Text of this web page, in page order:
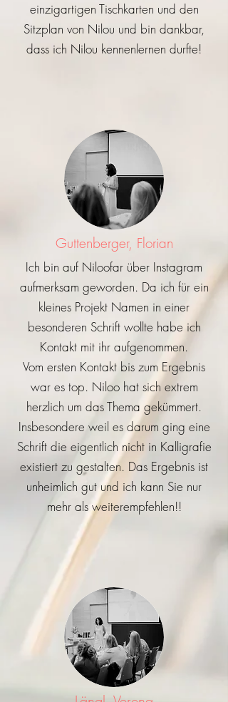
einzigartigen Tischkarten und den
Sitzplan von Nilou und bin dankbar,
dass ich Nilou kennenlernen durfte!
Guttenberger, Florian
Ich bin auf Niloofar über Instagram
aufmerksam geworden. Da ich für ein
kleines Projekt Namen in einer
besonderen Schrift wollte habe ich
Kontakt mit ihr aufgenommen.
Vom ersten Kontakt bis zum Ergebnis
war es top. Niloo hat sich extrem
herzlich um das Thema gekümmert.
Insbesondere weil es darum ging eine
Schrift die eigentlich nicht in Kalligrafie
existiert zu gestalten. Das Ergebnis ist
unheimlich gut und ich kann Sie nur
mehr als weiterempfehlen!!